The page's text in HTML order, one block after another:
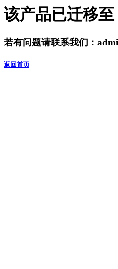
该产品已迁移至
若有问题请联系我们：adm
返回首页